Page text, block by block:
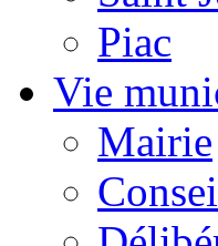
Piac
Vie
Mairie